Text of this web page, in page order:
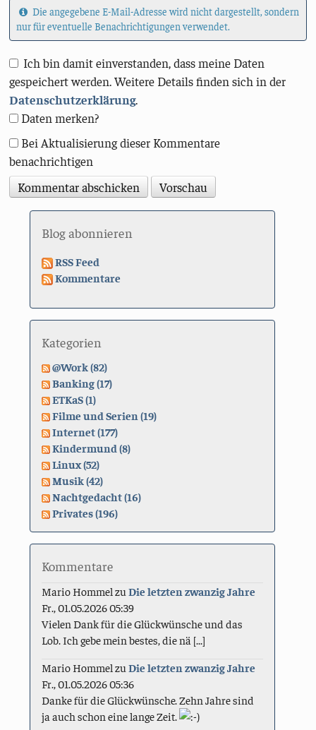
Die angegebene E-Mail-Adresse wird nicht dargestellt, sondern
nur für eventuelle Benachrichtigungen verwendet.
Ich bin damit einverstanden, dass meine Daten
gespeichert werden. Weitere Details finden sich in der
Datenschutzerklärung.
Daten merken?
Bei Aktualisierung dieser Kommentare
benachrichtigen
Blog abonnieren
RSS Feed
Kommentare
Kategorien
@Work (82)
Banking (17)
ETKaS (1)
Filme und Serien (19)
Internet (177)
Kindermund (8)
Linux (52)
Musik (42)
Nachtgedacht (16)
Privates (196)
Kommentare
Mario Hommel zuDie letzten zwanzig Jahre
Fr., 01.05.2026 05:39
Vielen Dank für die Glückwünsche und das
Lob. Ich gebe mein bestes, die nä [...]
Mario Hommel zuDie letzten zwanzig Jahre
Fr., 01.05.2026 05:36
Danke für die Glückwünsche. Zehn Jahre sind
ja auch schon eine lange Zeit.